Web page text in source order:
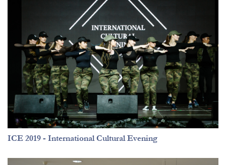
ICE 2019 - International Cultural Evening